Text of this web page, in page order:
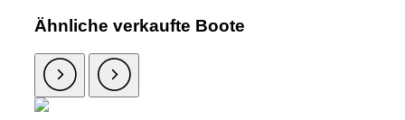
Ähnliche verkaufte Boote